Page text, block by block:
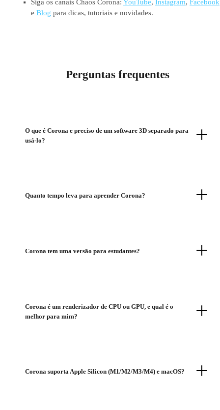
Siga os canais Chaos Corona: YouTube, Instagram, Facebook
e Blog para dicas, tutoriais e novidades.
Perguntas frequentes
O que é Corona e preciso de um software 3D separado para
usá-lo?
Quanto tempo leva para aprender Corona?
Corona tem uma versão para estudantes?
Corona é um renderizador de CPU ou GPU, e qual é o
melhor para mim?
Corona suporta Apple Silicon (M1/M2/M3/M4) e macOS?